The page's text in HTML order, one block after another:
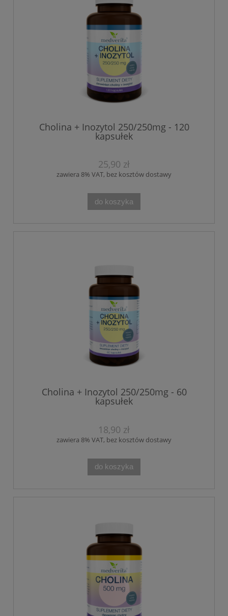
Cholina + Inozytol 250/250mg - 120
kapsułek
25,90 zł
zawiera 8% VAT, bez kosztów dostawy
do koszyka
Cholina + Inozytol 250/250mg - 60
kapsułek
18,90 zł
zawiera 8% VAT, bez kosztów dostawy
do koszyka